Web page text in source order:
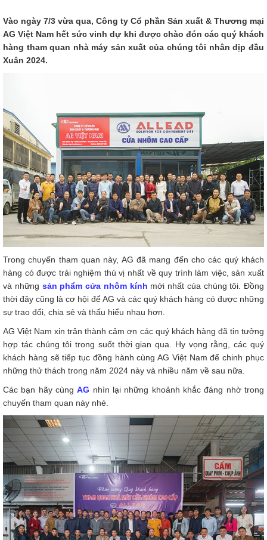
Vào ngày 7/3 vừa qua, Công ty Cổ phần Sản xuất & Thương mại
AG Việt Nam hết sức vinh dự khi được chào đón các quý khách
hàng tham quan nhà máy sản xuất của chúng tôi nhân dịp đầu
Xuân 2024.
Trong chuyến tham quan này, AG đã mang đến cho các quý khách
hàng có được trải nghiệm thú vị nhất về quy trình làm việc, sản xuất
và những sản phẩm cửa nhôm kính mới nhất của chúng tôi. Đồng
thời đây cũng là cơ hội để AG và các quý khách hàng có được những
sự trao đổi, chia sẻ và thấu hiểu nhau hơn.
AG Việt Nam xin trân thành cảm ơn các quý khách hàng đã tin tưởng
hợp tác chúng tôi trong suốt thời gian qua. Hy vọng rằng, các quý
khách hàng sẽ tiếp tục đồng hành cùng AG Việt Nam để chinh phục
những thử thách trong năm 2024 này và nhiều năm về sau nữa.
Các bạn hãy cùngAG nhìn lại những khoảnh khắc đáng nhờ trong
chuyến tham quan này nhé.